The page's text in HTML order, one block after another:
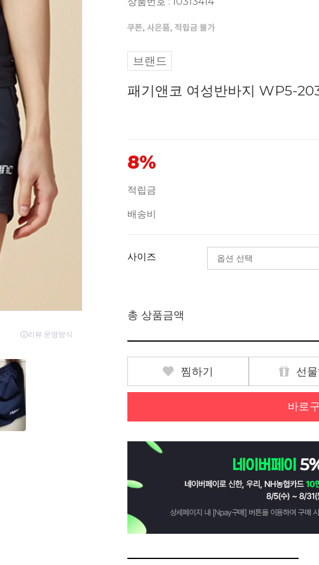
브랜드
패기앤코 여성반바지 WP5-
8%
적립금
배송비
사이즈
총 상품금액
찜하기 선
바로